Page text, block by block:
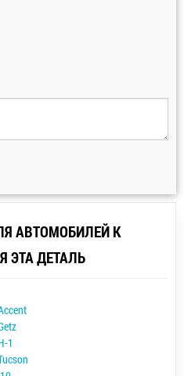
АВТОМОБИЛЕЙ К
ЭТА ДЕТАЛЬ
1